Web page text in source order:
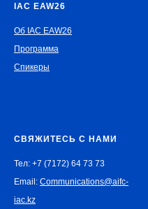
IAC EAW26
Об IAC EAW26
Программа
Спикеры
СВЯЖИТЕСЬ С НАМИ
Тел: +7 (7172) 64 73 73
Email: Communications@aifc-
iac.kz